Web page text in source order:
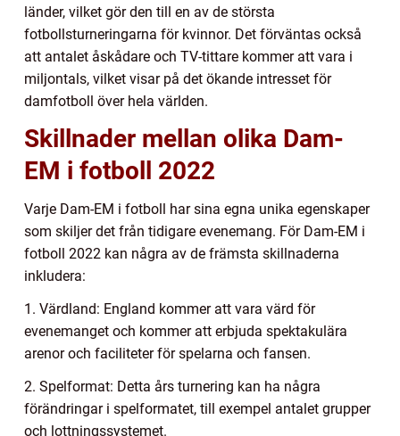
länder, vilket gör den till en av de största
fotbollsturneringarna för kvinnor. Det förväntas också
att antalet åskådare och TV-tittare kommer att vara i
miljontals, vilket visar på det ökande intresset för
damfotboll över hela världen.
Skillnader mellan olika Dam-
EM i fotboll 2022
Varje Dam-EM i fotboll har sina egna unika egenskaper
som skiljer det från tidigare evenemang. För Dam-EM i
fotboll 2022 kan några av de främsta skillnaderna
inkludera:
1. Värdland: England kommer att vara värd för
evenemanget och kommer att erbjuda spektakulära
arenor och faciliteter för spelarna och fansen.
2. Spelformat: Detta års turnering kan ha några
förändringar i spelformatet, till exempel antalet grupper
och lottningssystemet.